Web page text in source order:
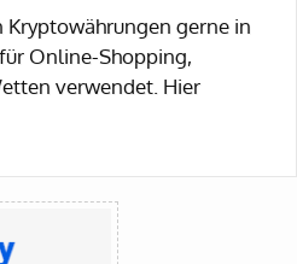
Kryptowährungen gerne in
Online-Shopping,
verwendet. Hier